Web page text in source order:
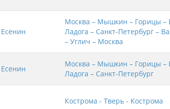
Москва – Мышкин – Горицы –
Ладога – Санкт-Петербург –
– Углич – Москва
Москва – Мышкин – Горицы –
Ладога – Санкт-Петербург
Кострома - Тверь - Кострома